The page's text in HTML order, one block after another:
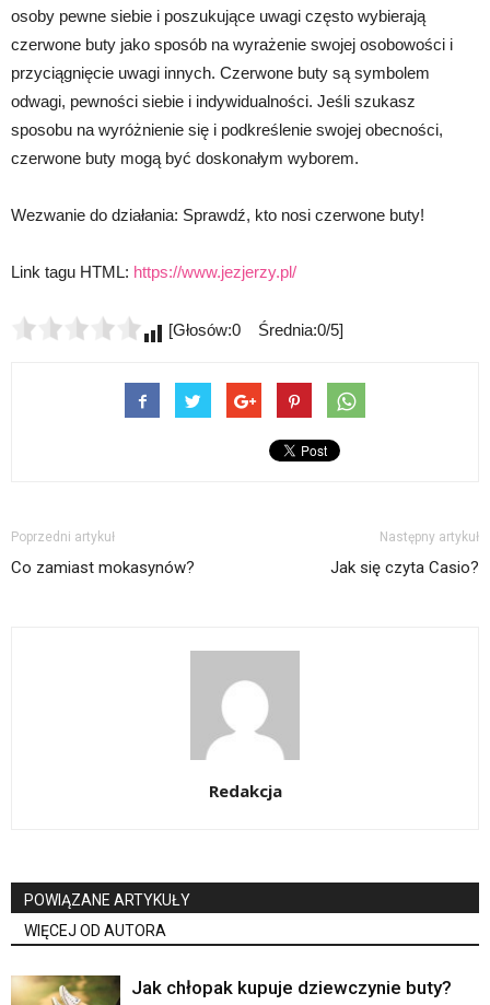
osoby pewne siebie i poszukujące uwagi często wybierają
czerwone buty jako sposób na wyrażenie swojej osobowości i
przyciągnięcie uwagi innych. Czerwone buty są symbolem
odwagi, pewności siebie i indywidualności. Jeśli szukasz
sposobu na wyróżnienie się i podkreślenie swojej obecności,
czerwone buty mogą być doskonałym wyborem.
Wezwanie do działania: Sprawdź, kto nosi czerwone buty!
Link tagu HTML: https://www.jezjerzy.pl/
[Głosów:0 Średnia:0/5]
Poprzedni artykuł
Co zamiast mokasynów?
Następny artykuł
Jak się czyta Casio?
Redakcja
POWIĄZANE ARTYKUŁY
WIĘCEJ OD AUTORA
Jak chłopak kupuje dziewczynie buty?